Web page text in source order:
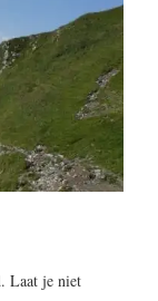
Laat je niet